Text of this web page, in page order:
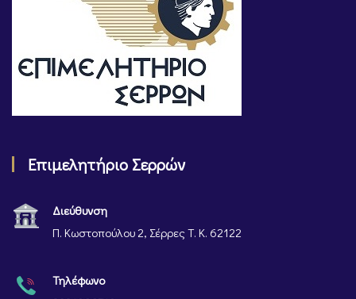
Επιμελητήριο Σερρών
Διεύθυνση
Π. Κωστοπούλου 2, Σέρρες Τ. Κ. 62122
Τηλέφωνο